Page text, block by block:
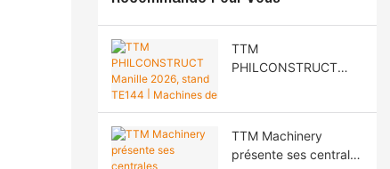
TTM
PHILCONSTRUCT
sur mesure et
recrutement d'agents
TTM Machinery
présente ses centrales